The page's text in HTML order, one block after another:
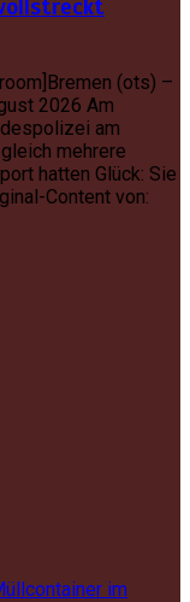
(ots) –
2026 Am
am
mehrere
hatten Glück: Sie
Content von:
im